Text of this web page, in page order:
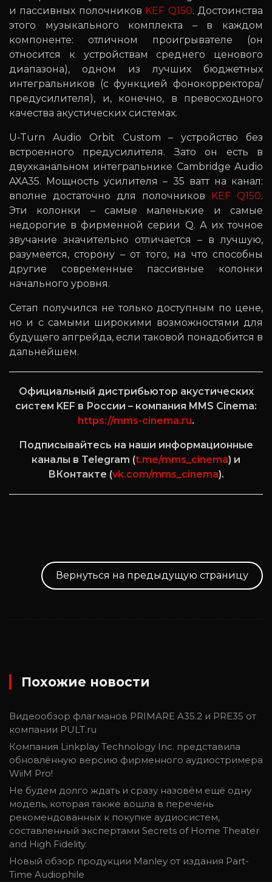
и пассивных полочников KEF Q150. Достоинства
этого музыкального комплекта – в каждом
компоненте: отличном проигрывателе (он
относится к устройствам среднего ценового
диапазона), одном из лучших бюджетных
интегральников (с функцией фонокорректора/
предусилителя), и, конечно, в превосходного
качества акустических системах.
U-Turn Audio Orbit Custom – устройство без
встроенного предусилителя. Зато он есть в
двухканальном интегральнике Cambridge Audio
AXA35. Мощность усилителя – 35 ватт на канал:
вполне достаточно для полочников KEF Q150.
Эти колонки – самые маленькие и самые
недорогие в фирменной серии Q. А их точное
звучание значительно отличается – в лучшую,
разумеется, сторону – от того, на что способны
другие современные пассивные колонки
начального уровня.
Сетап получился не только доступным по цене,
но и с самыми широкими возможностями для
будущего апгрейда, если таковой понадобится в
дальнейшем.
Официальный дистрибьютор акустических
систем KEF в России – компания MMS Cinema:
https://mms-cinema.ru.
Подписывайтесь на наши информационные
каналы в Telegram (t.me/mms_cinema) и
ВКонтакте (vk.com/mms_cinema).
Вернуться на предыдущую страницу
Похожие новости
Видеообзор флагманов PRIMARE A35.2 и PRE35 от
компании PULT.ru
Компания Linkplay Technology Inc. представила
обновлённую версию фирменного аудиостримера
WiiM Pro!
Не будем долго ждать и сразу назовём ещё одну
модель, которая также вошла в перечень
рекомендованных к покупке аудиосистем,
составленный экспертами Secrets of Home Theater
and High Fidelity.
Новый обзор продукции Manley от издания Part-
Time Audiophile